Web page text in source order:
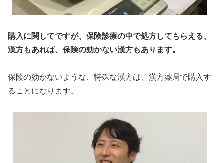
購入に関してですが、保険診療の中で処方してもらえる、
漢方もあれば、保険の効かない漢方もあります。
保険の効かないような、特殊な漢方は、漢方薬局で購入す
ることになります。